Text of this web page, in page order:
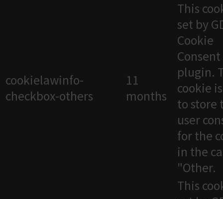
cookielawinfo-
checkbox-others
11
months
This
set by
Cookie
Consent
plugin.
cookie
to store
user
for the
in the
"Other.
This